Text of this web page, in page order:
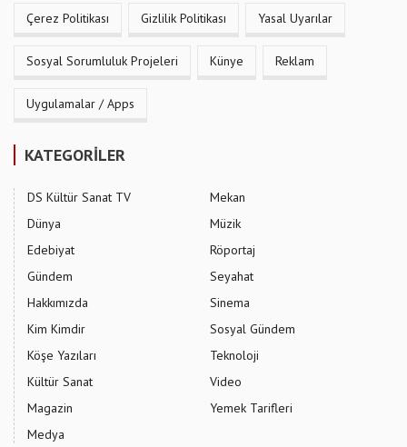
Çerez Politikası Gizlilik Politikası Yasal Uyarılar
Sosyal Sorumluluk Projeleri Künye Reklam
Uygulamalar / Apps
KATEGORİLER
DS Kültür Sanat TV
Dünya
Edebiyat
Gündem
Hakkımızda
Kim Kimdir
Köşe Yazıları
Kültür Sanat
Magazin
Medya
Mekan
Müzik
Röportaj
Seyahat
Sinema
Sosyal Gündem
Teknoloji
Video
Yemek Tarifleri